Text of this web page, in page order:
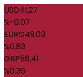
USD41,27
%-0.07
EURO49,03
%0.83
GBP56,41
%0.36